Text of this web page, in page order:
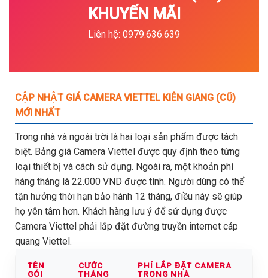
KHUYẾN MÃI
Liên hệ: 0979.636.639
CẬP NHẬT GIÁ CAMERA VIETTEL KIÊN GIANG (CŨ)
MỚI NHẤT
Trong nhà và ngoài trời là hai loại sản phẩm được tách
biệt. Bảng giá Camera Viettel được quy định theo từng
loại thiết bị và cách sử dụng. Ngoài ra, một khoản phí
hàng tháng là 22.000 VND được tính. Người dùng có thể
tận hưởng thời hạn bảo hành 12 tháng, điều này sẽ giúp
họ yên tâm hơn. Khách hàng lưu ý để sử dụng được
Camera Viettel phải lắp đặt đường truyền internet cáp
quang Viettel.
TÊN
GÓI
CƯỚC
THÁNG
PHÍ LẮP ĐẶT CAMERA
TRONG NHÀ